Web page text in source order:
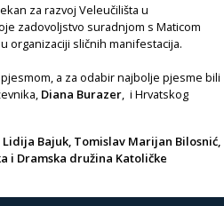
za razvoj Veleučilišta u
zadovoljstvo suradnjom s Maticom
organizaciji sličnih manifestacija.
a za odabir najbolje pjesme bili
Diana Burazer, i Hrvatskog
Lidija Bajuk, Tomislav Marijan Bilosnić,
i Dramska družina Katoličke